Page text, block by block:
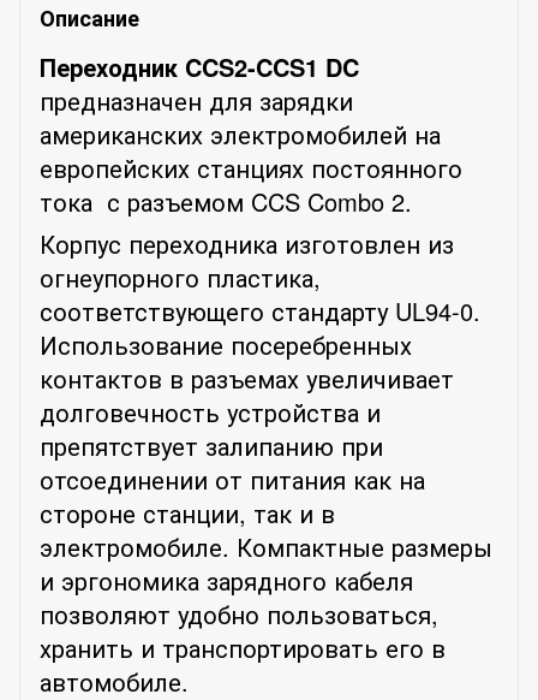
Описание
Переходник CCS2-CCS1 DC
предназначен для зарядки
американских электромобилей на
европейских станциях постоянного
тока с разъемом CCS Combo 2.
Корпус переходника изготовлен из
огнеупорного пластика,
соответствующего стандарту UL94-0.
Использование посеребренных
контактов в разъемах увеличивает
долговечность устройства и
препятствует залипанию при
отсоединении от питания как на
стороне станции, так и в
электромобиле. Компактные размеры
и эргономика зарядного кабеля
позволяют удобно пользоваться,
хранить и транспортировать его в
автомобиле.